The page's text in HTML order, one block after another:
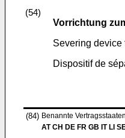
(54)
Vorrichtung
Severing device
Dispositif de
(84) Benannte
AT CH DE FR GB IT LI